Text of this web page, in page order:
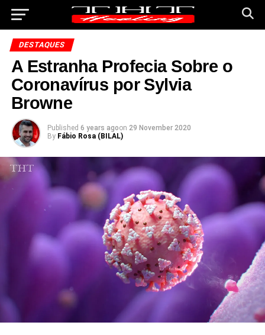
DESTAQUES
A Estranha Profecia Sobre o
Coronavírus por Sylvia
Browne
Published 6 years agoon 29 November 2020
By Fábio Rosa (BILAL)